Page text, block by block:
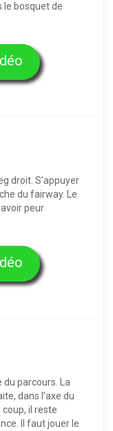
le bosquet de
droit. S’appuyer
du fairway. Le
peur
du parcours. La
dans l’axe du
coup, il reste
Il faut jouer le